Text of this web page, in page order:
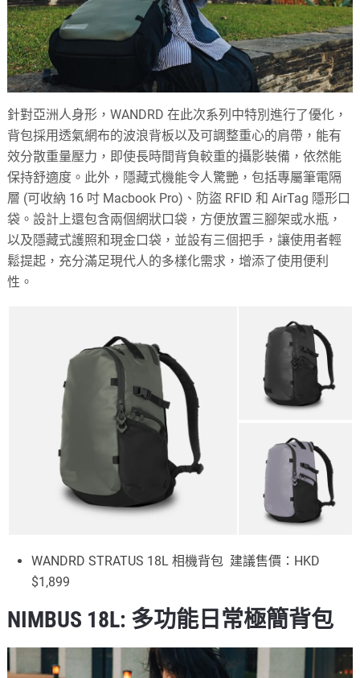
針對亞洲人身形，WANDRD 在此次系列中特別進行了優化，
背包採用透氣網布的波浪背板以及可調整重心的肩帶，能有
效分散重量壓力，即使長時間背負較重的攝影裝備，依然能
保持舒適度。此外，隱藏式機能令人驚艷，包括專屬筆電隔
層 (可收納 16 吋 Macbook Pro)、防盜 RFID 和 AirTag 隱形口
袋。設計上還包含兩個網狀口袋，方便放置三腳架或水瓶，
以及隱藏式護照和現金口袋，並設有三個把手，讓使用者輕
鬆提起，充分滿足現代人的多樣化需求，增添了使用便利
性。
WANDRD STRATUS 18L 相機背包 建議售價：HKD
$1,899
NIMBUS 18L: 多功能日常極簡背包